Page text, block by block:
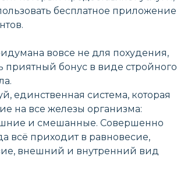
бесплатное приложение
вовсе не для похудения,
приятный бонус в виде стройного
единственная система, которая
на все железы организма:
и смешанные. Совершенно
всё приходит в равновесие,
внешний и внутренний вид